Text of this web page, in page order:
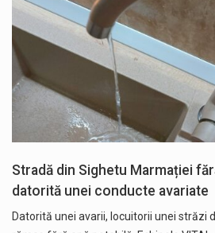
Stradă din Sighetu Marmației
datorită unei conducte avariate
Datorită unei avarii, locuitorii unei străzi